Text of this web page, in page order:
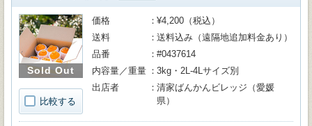
Sold Out
比較する
価格
¥4,200（税込）
送料
送料込み（遠隔地追加料金あり）
品番
#0437614
内容量／重量
3kg・2L-4Lサイズ別
出店者
清家ばんかんビレッジ（愛媛
県）